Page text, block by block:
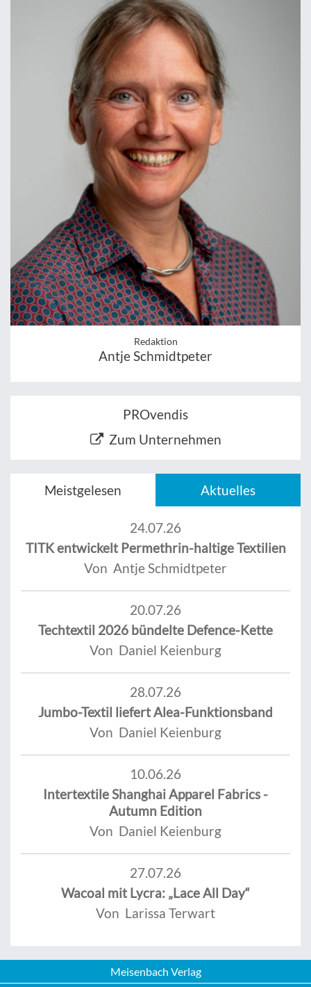
Redaktion
Antje Schmidtpeter
PROvendis
Zum Unternehmen
Meistgelesen Aktuelles
24.07.26
TITK entwickelt Permethrin-haltige Textilien
Von Antje Schmidtpeter
20.07.26
Techtextil 2026 bündelte Defence-Kette
Von Daniel Keienburg
28.07.26
Jumbo-Textil liefert Alea-Funktionsband
Von Daniel Keienburg
10.06.26
Intertextile Shanghai Apparel Fabrics -
Autumn Edition
Von Daniel Keienburg
27.07.26
Wacoal mit Lycra: „Lace All Day“
Von Larissa Terwart
Meisenbach Verlag